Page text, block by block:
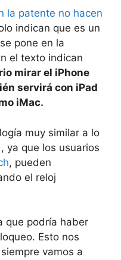
la patente no hacen
indican que es un
pone en la
el texto indican
mirar el iPhone
servirá con iPad
iMac.
muy similar a lo
ya que los usuarios
, pueden
el reloj
que podría haber
Esto nos
vamos a